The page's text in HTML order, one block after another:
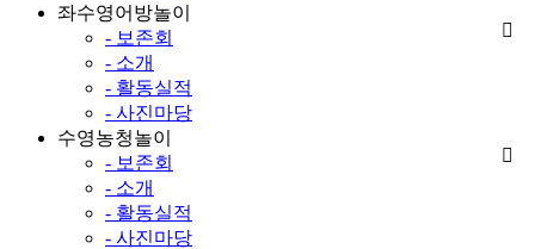
좌수영어방놀이
- 보존회
- 소개
- 활동실적
- 사진마당
수영농청놀이
- 보존회
- 소개
- 활동실적
- 사진마당